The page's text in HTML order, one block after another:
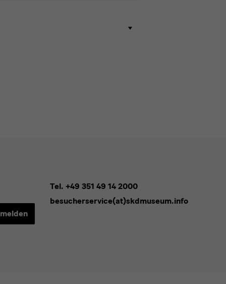
Tel. +49 351 49 14 2000
besucherservice(at)skdmuseum.info